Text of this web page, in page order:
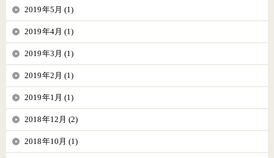
2019年5月 (1)
2019年4月 (1)
2019年3月 (1)
2019年2月 (1)
2019年1月 (1)
2018年12月 (2)
2018年10月 (1)